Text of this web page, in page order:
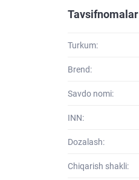
Tavsifnomalar
Turkum:
Brend:
Savdo nomi:
INN:
Dozalash:
Chiqarish shakli: